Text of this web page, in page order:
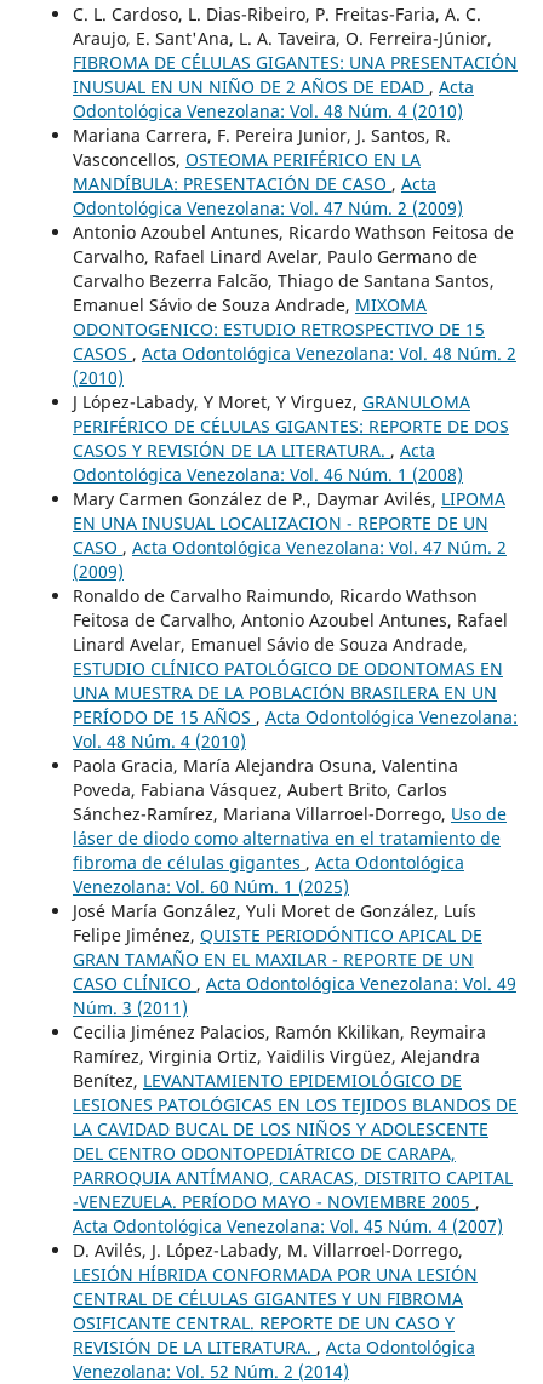
C. L. Cardoso, L. Dias-Ribeiro, P. Freitas-Faria, A. C.
Araujo, E. Sant'Ana, L. A. Taveira, O. Ferreira-Júnior,
FIBROMA DE CÉLULAS GIGANTES: UNA PRESENTACIÓN
INUSUAL EN UN NIÑO DE 2 AÑOS DE EDAD , Acta
Odontológica Venezolana: Vol. 48 Núm. 4 (2010)
Mariana Carrera, F. Pereira Junior, J. Santos, R.
Vasconcellos, OSTEOMA PERIFÉRICO EN LA
MANDÍBULA: PRESENTACIÓN DE CASO , Acta
Odontológica Venezolana: Vol. 47 Núm. 2 (2009)
Antonio Azoubel Antunes, Ricardo Wathson Feitosa de
Carvalho, Rafael Linard Avelar, Paulo Germano de
Carvalho Bezerra Falcão, Thiago de Santana Santos,
Emanuel Sávio de Souza Andrade, MIXOMA
ODONTOGENICO: ESTUDIO RETROSPECTIVO DE 15
CASOS , Acta Odontológica Venezolana: Vol. 48 Núm. 2
(2010)
J López-Labady, Y Moret, Y Virguez, GRANULOMA
PERIFÉRICO DE CÉLULAS GIGANTES: REPORTE DE DOS
CASOS Y REVISIÓN DE LA LITERATURA. , Acta
Odontológica Venezolana: Vol. 46 Núm. 1 (2008)
Mary Carmen González de P., Daymar Avilés, LIPOMA
EN UNA INUSUAL LOCALIZACION - REPORTE DE UN
CASO , Acta Odontológica Venezolana: Vol. 47 Núm. 2
(2009)
Ronaldo de Carvalho Raimundo, Ricardo Wathson
Feitosa de Carvalho, Antonio Azoubel Antunes, Rafael
Linard Avelar, Emanuel Sávio de Souza Andrade,
ESTUDIO CLÍNICO PATOLÓGICO DE ODONTOMAS EN
UNA MUESTRA DE LA POBLACIÓN BRASILERA EN UN
PERÍODO DE 15 AÑOS , Acta Odontológica Venezolana:
Vol. 48 Núm. 4 (2010)
Paola Gracia, María Alejandra Osuna, Valentina
Poveda, Fabiana Vásquez, Aubert Brito, Carlos
Sánchez-Ramírez, Mariana Villarroel-Dorrego, Uso de
láser de diodo como alternativa en el tratamiento de
fibroma de células gigantes , Acta Odontológica
Venezolana: Vol. 60 Núm. 1 (2025)
José María González, Yuli Moret de González, Luís
Felipe Jiménez, QUISTE PERIODÓNTICO APICAL DE
GRAN TAMAÑO EN EL MAXILAR - REPORTE DE UN
CASO CLÍNICO , Acta Odontológica Venezolana: Vol. 49
Núm. 3 (2011)
Cecilia Jiménez Palacios, Ramón Kkilikan, Reymaira
Ramírez, Virginia Ortiz, Yaidilis Virgüez, Alejandra
Benítez, LEVANTAMIENTO EPIDEMIOLÓGICO DE
LESIONES PATOLÓGICAS EN LOS TEJIDOS BLANDOS DE
LA CAVIDAD BUCAL DE LOS NIÑOS Y ADOLESCENTE
DEL CENTRO ODONTOPEDIÁTRICO DE CARAPA,
PARROQUIA ANTÍMANO, CARACAS, DISTRITO CAPITAL
-VENEZUELA. PERÍODO MAYO - NOVIEMBRE 2005 ,
Acta Odontológica Venezolana: Vol. 45 Núm. 4 (2007)
D. Avilés, J. López-Labady, M. Villarroel-Dorrego,
LESIÓN HÍBRIDA CONFORMADA POR UNA LESIÓN
CENTRAL DE CÉLULAS GIGANTES Y UN FIBROMA
OSIFICANTE CENTRAL. REPORTE DE UN CASO Y
REVISIÓN DE LA LITERATURA. , Acta Odontológica
Venezolana: Vol. 52 Núm. 2 (2014)